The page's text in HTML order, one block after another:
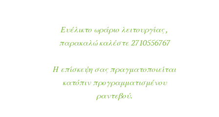
Ευέλικτο ωράριο λειτουργίας ,
παρακαλώ καλέστε 2710556767
Η επίσκεψη σας πραγματοποιείται
κατόπιν προγραμματισμένου
ραντεβού.